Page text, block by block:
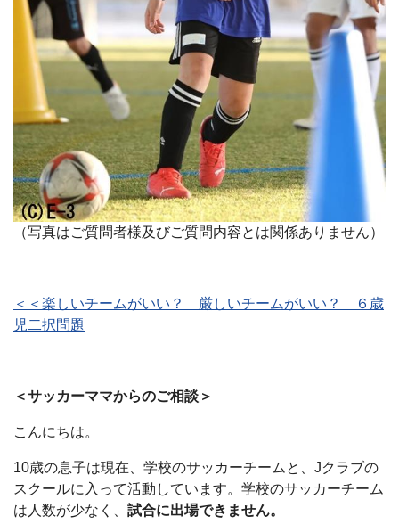
（写真はご質問者様及びご質問内容とは関係ありません）
＜＜楽しいチームがいい？ 厳しいチームがいい？ ６歳
児二択問題
＜サッカーママからのご相談＞
こんにちは。
10歳の息子は現在、学校のサッカーチームと、Jクラブの
スクールに入って活動しています。学校のサッカーチーム
は人数が少なく、 試合に出場できません。